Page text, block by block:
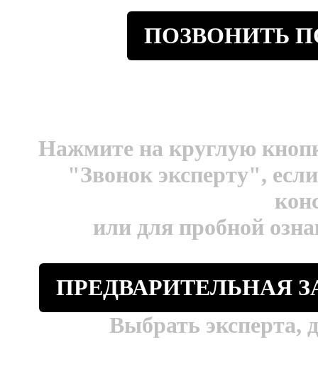
ПОЗВОНИТЬ
Нажмите на круглую
"Звонок эксперту",
или для пробной
ПРЕДВАРИТЕЛЬНАЯ
Выбрать эксперта,